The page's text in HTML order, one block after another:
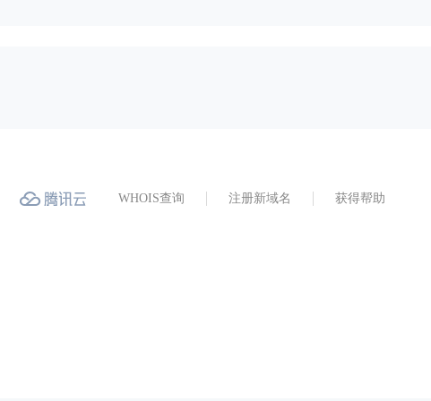
WHOIS查询 注册新域名 获得帮助